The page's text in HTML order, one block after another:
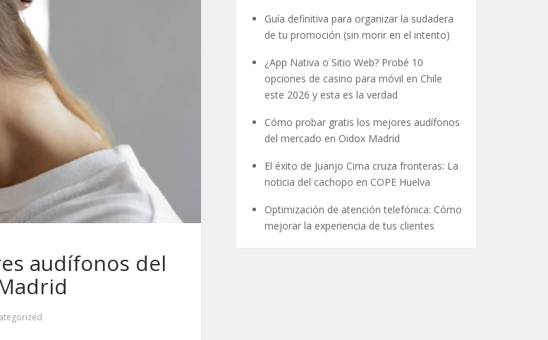
audífonos del
Guía definitiva para organizar la sudadera
de tu promoción (sin morir en el intento)
¿App Nativa o Sitio Web? Probé 10
opciones de casino para móvil en Chile
este 2026 y esta es la verdad
Cómo probar gratis los mejores audífonos
del mercado en Oidox Madrid
El éxito de Juanjo Cima cruza fronteras: La
noticia del cachopo en COPE Huelva
Optimización de atención telefónica: Cómo
mejorar la experiencia de tus clientes